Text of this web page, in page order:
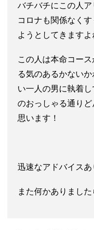
バチバチにこの人
コロナも関係なく す
ようとしてきますよ
この人は本命コー
る気のあるかない
い一人の男に執着
のおっしゃる通り
思います！
迅速なアドバイスあ
また何かありまし